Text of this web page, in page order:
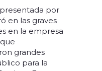
por
en las graves
en la empresa
grandes
para la